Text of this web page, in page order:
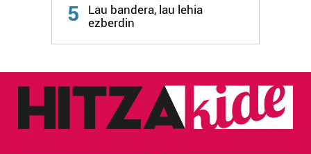
5
Lau bandera, lau lehia
ezberdin